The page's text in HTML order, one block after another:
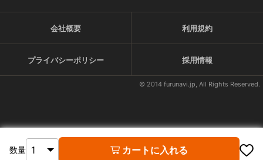
数量 カートに入れる
会社概要 利用規約
プライバシーポリシー 採用情報
© 2014 furunavi.jp, All Rights Reserved.